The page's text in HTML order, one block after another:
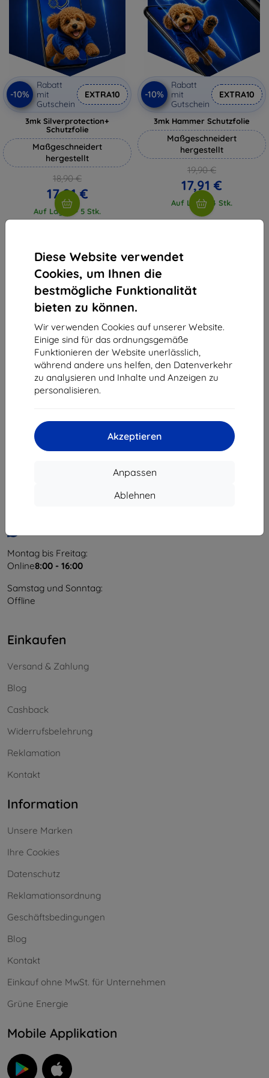
Diese Website verwendet
Cookies, um Ihnen die
bestmögliche Funktionalität
bieten zu können.
Wir verwenden Cookies auf unserer Website.
Einige sind für das ordnungsgemäße
Funktionieren der Website unerlässlich,
während andere uns helfen, den Datenverkehr
zu analysieren und Inhalte und Anzeigen zu
personalisieren.
Akzeptieren
Anpassen
Ablehnen
-10%
Rabatt
mit
Gutschein
EXTRA10
3mk Silverprotection+
Schutzfolie
Maßgeschneidert
hergestellt
18,90 €
17,01 €
Auf Lager > 5 Stk.
-10%
Rabatt
mit
Gutschein
EXTRA10
3mk Hammer Schutzfolie
Maßgeschneidert
hergestellt
19,90 €
17,91 €
Auf Lager 4 Stk.
vom ganzen4.
Shield-Sk s.r.o.
Ulica Rudolfa Mocka 3750/2A
Unternehmens-ID:
USt-IdNr.:
SK2023549671
Montag bis Freitag:
Online8:00 - 16:00
Samstag und Sonntag:
Offline
Einkaufen
Versand & Zahlung
Blog
Cashback
Widerrufsbelehrung
Reklamation
Kontakt
Information
Unsere Marken
Ihre Cookies
Datenschutz
Reklamationsordnung
Geschäftsbedingungen
Blog
Kontakt
Einkauf ohne MwSt. für Unternehmen
Grüne Energie
Mobile Applikation